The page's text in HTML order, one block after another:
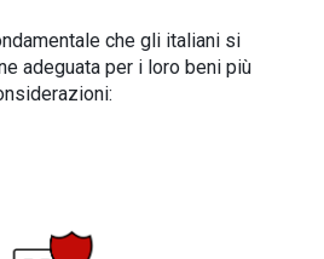
che gli italiani si
adeguata per i loro beni più